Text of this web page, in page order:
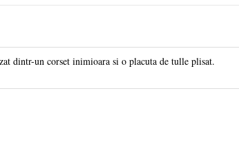
dintr-un corset inimioara si o placuta de tulle plisat.